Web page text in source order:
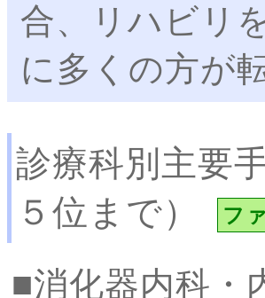
合、リハビリ
に多くの方が
診療科別主要
５位まで）
フ
消化器内科・